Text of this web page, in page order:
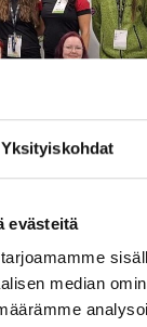
Yksityiskohdat
evästeitä
median
finalistit.